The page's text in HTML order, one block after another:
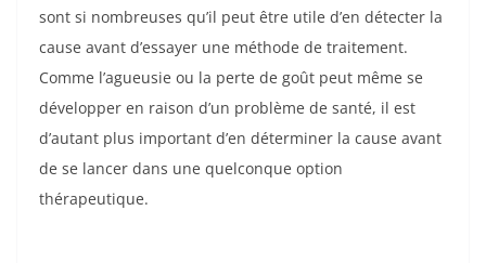
sont si nombreuses qu’il peut être utile d’en détecter la
cause avant d’essayer une méthode de traitement.
Comme l’agueusie ou la perte de goût peut même se
développer en raison d’un problème de santé, il est
d’autant plus important d’en déterminer la cause avant
de se lancer dans une quelconque option
thérapeutique.